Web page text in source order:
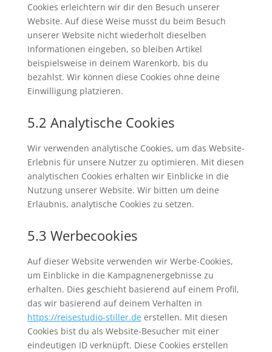
Cookies erleichtern wir dir den Besuch unserer
Website. Auf diese Weise musst du beim Besuch
unserer Website nicht wiederholt dieselben
Informationen eingeben, so bleiben Artikel
beispielsweise in deinem Warenkorb, bis du
bezahlst. Wir können diese Cookies ohne deine
Einwilligung platzieren.
5.2 Analytische Cookies
Wir verwenden analytische Cookies, um das Website-
Erlebnis für unsere Nutzer zu optimieren. Mit diesen
analytischen Cookies erhalten wir Einblicke in die
Nutzung unserer Website. Wir bitten um deine
Erlaubnis, analytische Cookies zu setzen.
5.3 Werbecookies
Auf dieser Website verwenden wir Werbe-Cookies,
um Einblicke in die Kampagnenergebnisse zu
erhalten. Dies geschieht basierend auf einem Profil,
das wir basierend auf deinem Verhalten in
https://reisestudio-stiller.deerstellen. Mit diesen
Cookies bist du als Website-Besucher mit einer
eindeutigen ID verknüpft. Diese Cookies erstellen